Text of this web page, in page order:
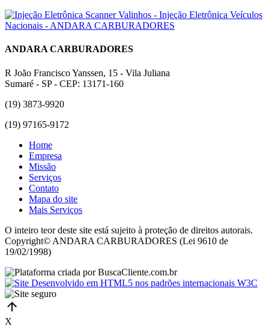
ANDARA CARBURADORES
R João Francisco Yanssen, 15 - Vila Juliana
Sumaré - SP - CEP: 13171-160
(19) 3873-9920
(19) 97165-9172
Home
Empresa
Missão
Serviços
Contato
Mapa do site
Mais Serviços
O inteiro teor deste site está sujeito à proteção de direitos autorais.
Copyright© ANDARA CARBURADORES (Lei 9610 de
19/02/1998)
X